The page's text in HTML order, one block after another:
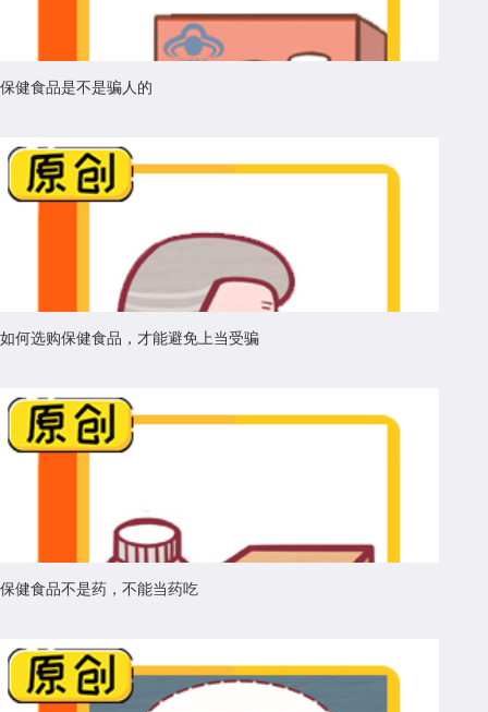
保健食品是不是骗人的
如何选购保健食品，才能避免上当受骗
保健食品不是药，不能当药吃